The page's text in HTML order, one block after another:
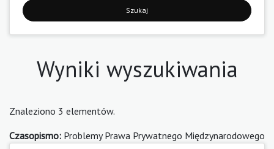
Szukaj
Wyniki wyszukiwania
Znaleziono 3 elementów.
Czasopismo: Problemy Prawa Prywatnego Międzynarodowego